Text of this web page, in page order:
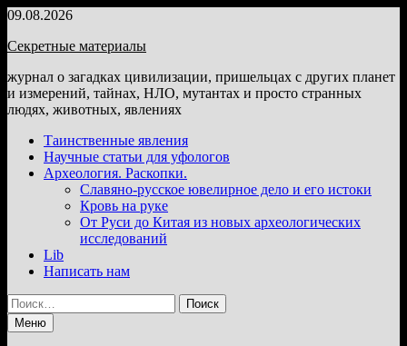
Перейти
содержимому
09.08.2026
Секретные материалы
журнал о загадках цивилизации, пришельцах с других планет
и измерений, тайнах, НЛО, мутантах и просто странных
людях, животных, явлениях
Таинственные явления
Научные статьи для уфологов
Археология. Раскопки.
Славяно-русское ювелирное дело и его истоки
Кровь на руке
От Руси до Китая из новых археологических
исследований
Lib
Написать нам
Найти:
Меню